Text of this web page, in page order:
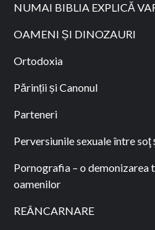
NUMAI BIBLIA EXPLICĂ
OAMENI ȘI DINOZAURI
Ortodoxia
Părinții și Canonul
Parteneri
Perversiunile sexuale între soţ
Pornografia – o
oamenilor
REÂNCARNARE